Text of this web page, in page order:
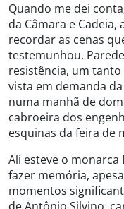
Quando me dei
da Câmara e
recordar as cenas
testemunhou.
resistência, um
vista em demanda
numa manhã de
cabroeira dos
esquinas da feira de
Ali esteve o
fazer memória,
momentos